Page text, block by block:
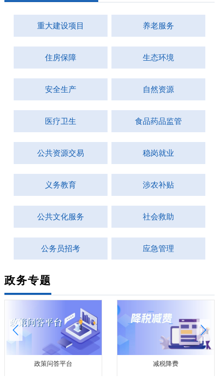
重大建设项目 养老服务
住房保障 生态环境
安全生产 自然资源
医疗卫生 食品药品监管
公共资源交易 稳岗就业
义务教育 涉农补贴
公共文化服务 社会救助
公务员招考 应急管理
政务专题
政策问答平台 减税降费